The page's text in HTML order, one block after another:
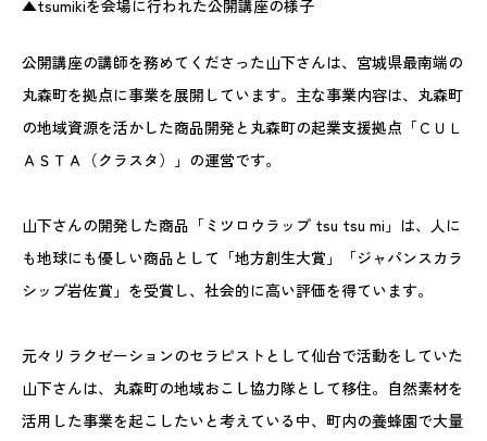
▲tsumikiを会場に行われた公開講座の様子
公開講座の講師を務めてくださった山下さんは、宮城県最南端の
丸森町を拠点に事業を展開しています。主な事業内容は、丸森町
の地域資源を活かした商品開発と丸森町の起業支援拠点「ＣＵＬ
ＡＳＴＡ（クラスタ）」の運営です。
山下さんの開発した商品「ミツロウラップ tsu tsu mi」は、人に
も地球にも優しい商品として「地方創生大賞」「ジャパンスカラ
シップ岩佐賞」を受賞し、社会的に高い評価を得ています。
元々リラクゼーションのセラピストとして仙台で活動をしていた
山下さんは、丸森町の地域おこし協力隊として移住。自然素材を
活用した事業を起こしたいと考えている中、町内の養蜂園で大量